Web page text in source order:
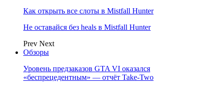
Как открыть все слоты в Mistfall Hunter
Не оставайся без heals в Mistfall Hunter
Prev Next
Обзоры
Уровень предзаказов GTA VI оказался
«беспрецедентным» — отчёт Take-Two